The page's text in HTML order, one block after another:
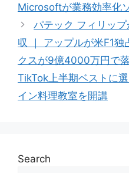
Microsoftが業務効率化
パテック フィリッ
収 ｜ アップルが米F1独
クスが9億4000万円で
TikTok上半期ベストに
イン料理教室を開講
Search